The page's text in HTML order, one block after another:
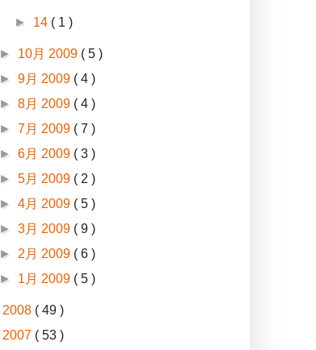
► 14 ( 1 )
► 10月 2009 ( 5 )
►9月 2009 ( 4 )
►8月 2009 ( 4 )
►7月 2009 ( 7 )
►6月 2009 ( 3 )
►5月 2009 ( 2 )
►4月 2009 ( 5 )
►3月 2009 ( 9 )
► 2月 2009 ( 6 )
► 1月 2009 ( 5 )
2008 ( 49 )
2007 ( 53 )